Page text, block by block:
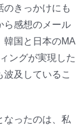
のきっかけにも
ら感想のメール
韓国と日本のMA
ングが実現した
及しているこ
なったのは、私